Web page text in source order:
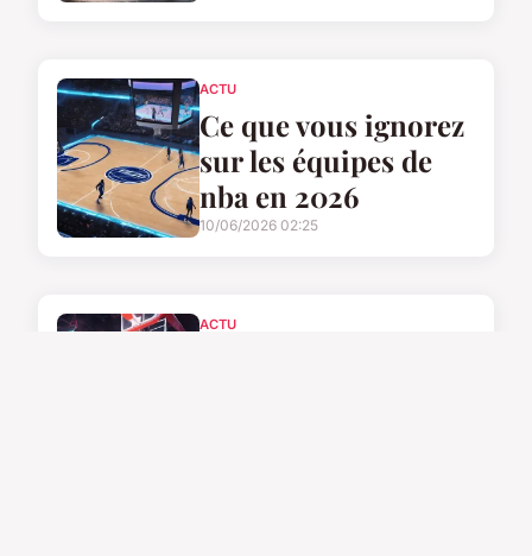
ACTU
Ce que vous ignorez
sur les équipes de
nba en 2026
10/06/2026 02:25
ACTU